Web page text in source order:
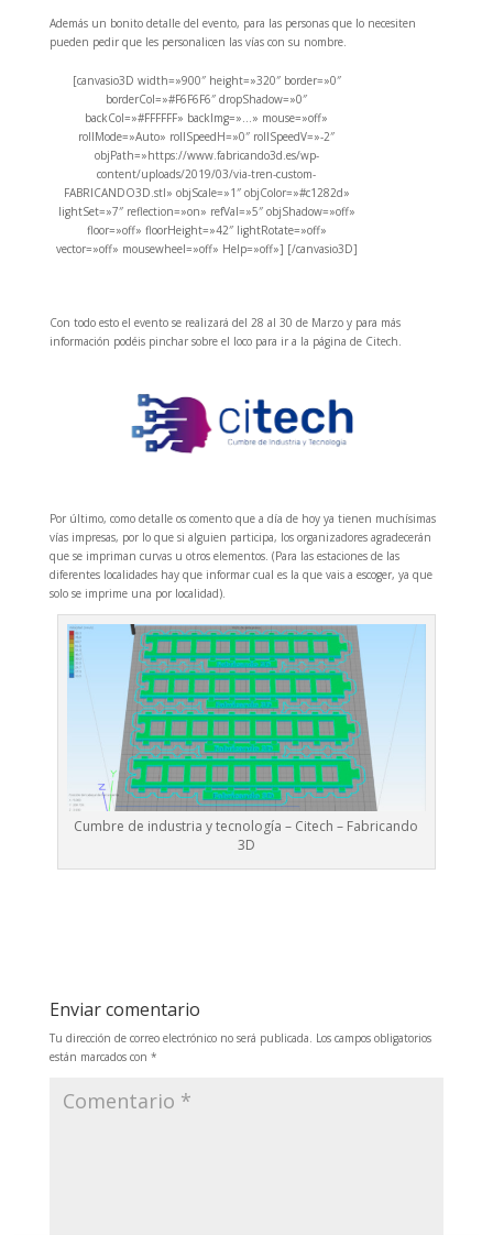
Además un bonito detalle del evento, para las personas que lo necesiten
pueden pedir que les personalicen las vías con su nombre.
[canvasio3D width=»900″ height=»320″ border=»0″
borderCol=»#F6F6F6″ dropShadow=»0″
backCol=»#FFFFFF» backImg=»…» mouse=»off»
rollMode=»Auto» rollSpeedH=»0″ rollSpeedV=»-2″
objPath=»https://www.fabricando3d.es/wp-
content/uploads/2019/03/via-tren-custom-
FABRICANDO3D.stl» objScale=»1″ objColor=»#c1282d»
lightSet=»7″ reflection=»on» refVal=»5″ objShadow=»off»
floor=»off» floorHeight=»42″ lightRotate=»off»
vector=»off» mousewheel=»off» Help=»off»] [/canvasio3D]
Con todo esto el evento se realizará del 28 al 30 de Marzo y para más
información podéis pinchar sobre el loco para ir a la página de Citech.
Por último, como detalle os comento que a día de hoy ya tienen muchísimas
vías impresas, por lo que si alguien participa, los organizadores agradecerán
que se impriman curvas u otros elementos. (Para las estaciones de las
diferentes localidades hay que informar cual es la que vais a escoger, ya que
solo se imprime una por localidad).
Cumbre de industria y tecnología – Citech – Fabricando
3D
Enviar comentario
Tu dirección de correo electrónico no será publicada. Los campos obligatorios
están marcados con *